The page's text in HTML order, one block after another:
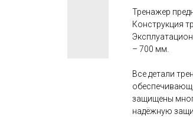
Тренажер
Конструкция
– 700 мм.
Все детали
защищены
надёжную